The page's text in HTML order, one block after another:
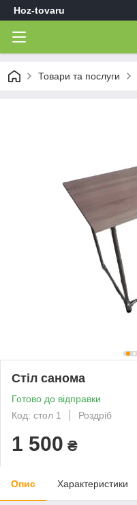
Hoz-tovaru
Товари та послуги
Стіл санома
Готово до відправки
Код: стол 1
Роздріб
1 500 ₴
Опис Характеристики